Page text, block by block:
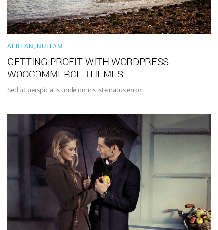
AENEAN NULLAM
GETTING PROFIT WITH WORDPRESS
WOOCOMMERCE THEMES
Sed ut perspiciatis unde omnis iste natus error